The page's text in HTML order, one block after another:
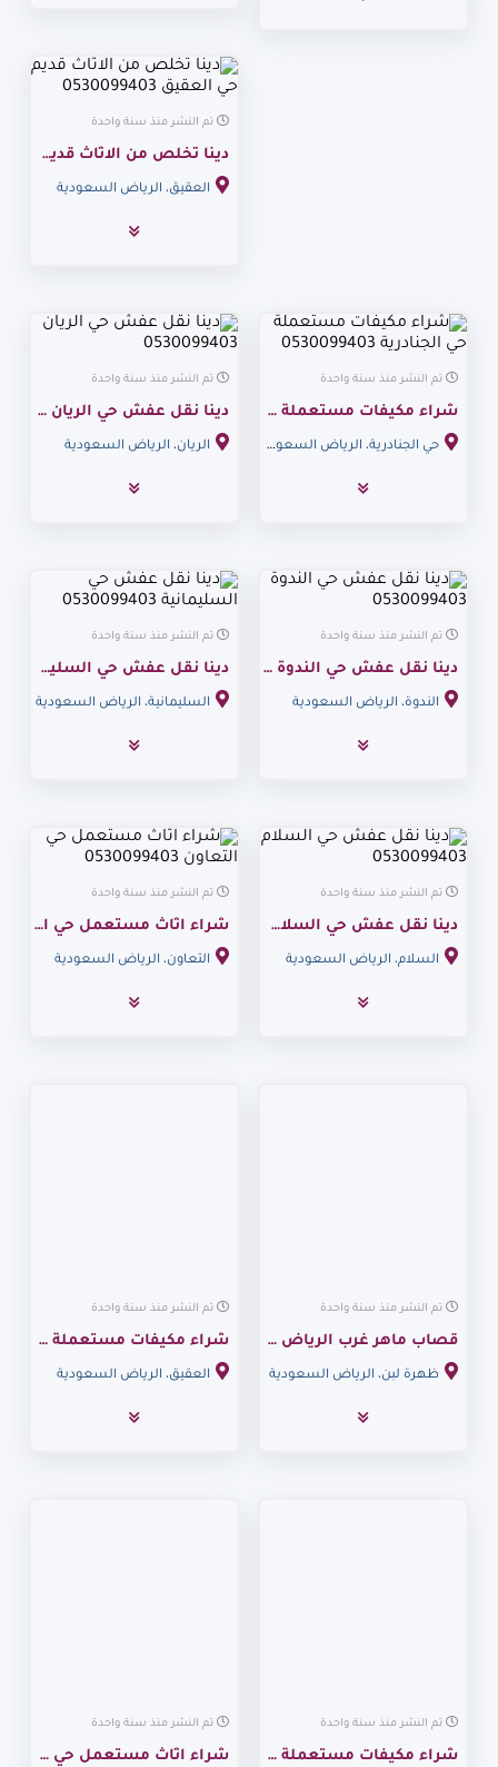
تم النشر منذ سنة واحدة
دينا تخلص من الاثاث قديم حي العقيق 0530099403
العقيق، الرياض السعودية
تم النشر منذ سنة واحدة
شراء مكيفات مستعملة حي الجنادرية 0530099403
حي الجنادرية، الرياض السعودية
تم النشر منذ سنة واحدة
دينا نقل عفش حي الريان 0530099403
الريان، الرياض السعودية
تم النشر منذ سنة واحدة
دينا نقل عفش حي الندوة 0530099403
الندوة، الرياض السعودية
تم النشر منذ سنة واحدة
دينا نقل عفش حي السليمانية 0530099403
السليمانية، الرياض السعودية
تم النشر منذ سنة واحدة
دينا نقل عفش حي السلام 0530099403
السلام، الرياض السعودية
تم النشر منذ سنة واحدة
شراء اثاث مستعمل حي التعاون 0530099403
التعاون، الرياض السعودية
تم النشر منذ سنة واحدة
قصاب ماهر غرب الرياض 0530099403
ظهرة لبن، الرياض السعودية
تم النشر منذ سنة واحدة
شراء مكيفات مستعملة حي العقيق 0530099403
العقيق، الرياض السعودية
تم النشر منذ سنة واحدة
شراء مكيفات مستعملة حي الياسمين 0530099403
تم النشر منذ سنة واحدة
شراء اثاث مستعمل حي شبرا 0530099403